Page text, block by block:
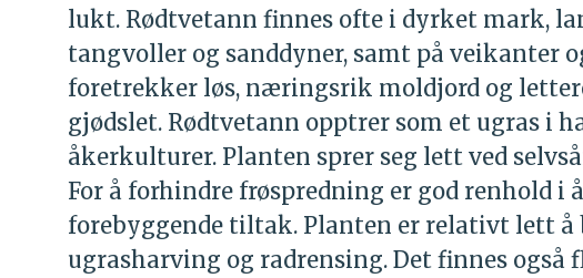
lukt. Rødtvetann finnes ofte i dyrket mark,
tangvoller og sanddyner, samt på veikanter
foretrekker løs, næringsrik moldjord og
gjødslet. Rødtvetann opptrer som et ugras i
åkerkulturer. Planten sprer seg lett ved
For å forhindre frøspredning er god renhold i
forebyggende tiltak. Planten er relativt lett å
ugrasharving og radrensing. Det finnes